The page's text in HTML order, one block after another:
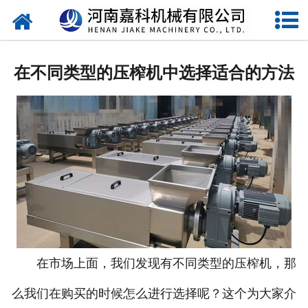
网站首页
公司新闻
行业动态
视频中心
压榨机导购图
公司业绩
联系我们
在不同类型的压榨机中选择适合的方法
在市场上面，我们发现有不同类型的压榨机，那
么我们在购买的时候怎么进行选择呢？这个为大家介